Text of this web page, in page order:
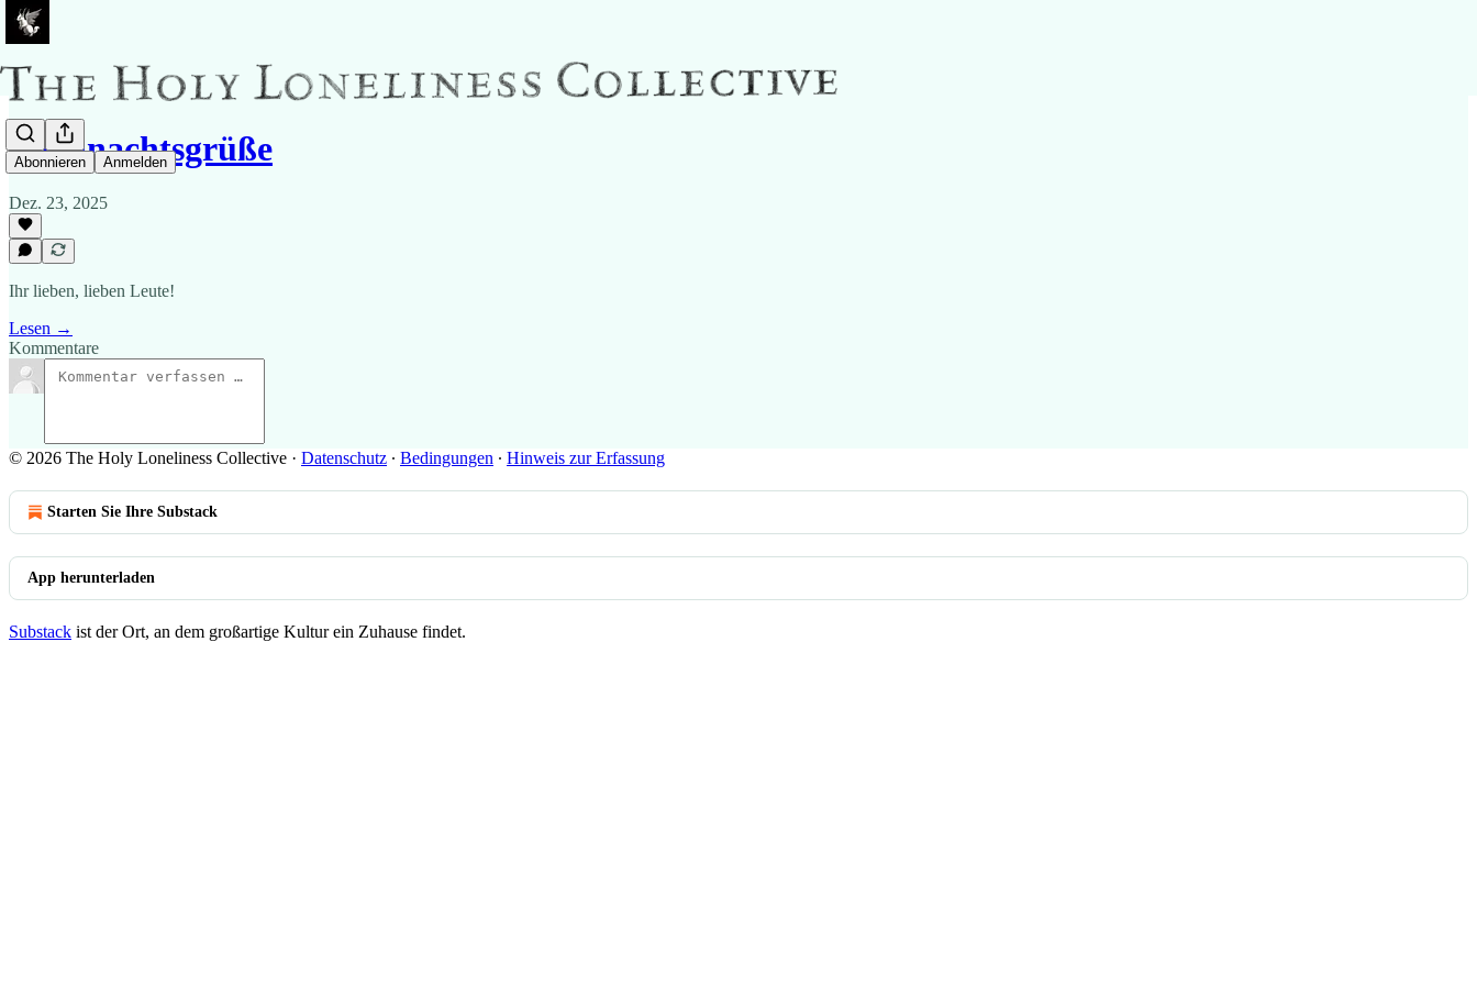
Abonnieren Anmelden
Weihnachtsgrüße
Dez. 23, 2025
Ihr lieben, lieben Leute!
Lesen →
Kommentare
© 2026 The Holy Loneliness Collective · Datenschutz ∙ Bedingungen ∙ Hinweis zur Erfassung
Starten Sie Ihre Substack
App herunterladen
Substack ist der Ort, an dem großartige Kultur ein Zuhause findet.